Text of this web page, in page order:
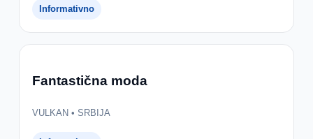
Informativno
Fantastična moda
VULKAN • SRBIJA